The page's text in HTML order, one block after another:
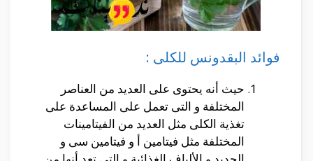
فوائد البقدونس للكلى :
حيث أنه يحتوى على العديد من العناصر
المختلفة و التى تعمل على المساعدة على
تغذية الكلى مثل العديد من الفيتامينات
المختلفة مثل فيتامين أ و فيتامين سى و